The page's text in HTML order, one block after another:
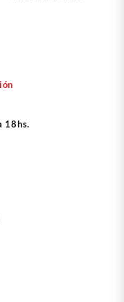
18hs.